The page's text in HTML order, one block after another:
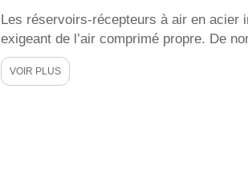
Les réservoirs-récepteurs à air en acier
exigeant de l’air comprimé propre. De
nuance du matériau, la classe de
traitement intérieur. Le polissage
VOIR PLUS